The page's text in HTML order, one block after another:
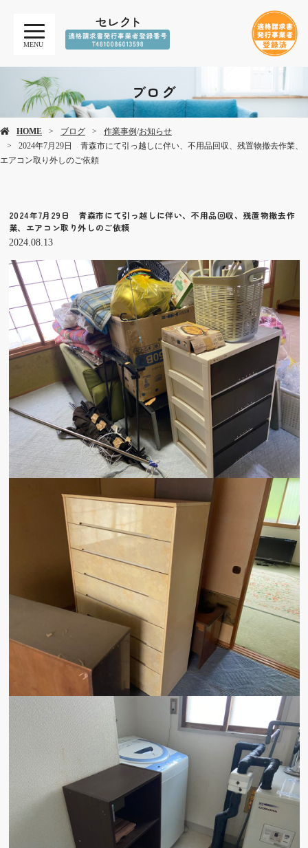
MENU
ブログ
HOME ブログ 作業事例/お知らせ
2024年7月29日 青森市にて引っ越しに伴い、不用品回収、残置物撤去作業、
エアコン取り外しのご依頼
2024年7月29日 青森市にて引っ越しに伴い、不用品回収、残置物撤去作
業、エアコン取り外しのご依頼
2024.08.13